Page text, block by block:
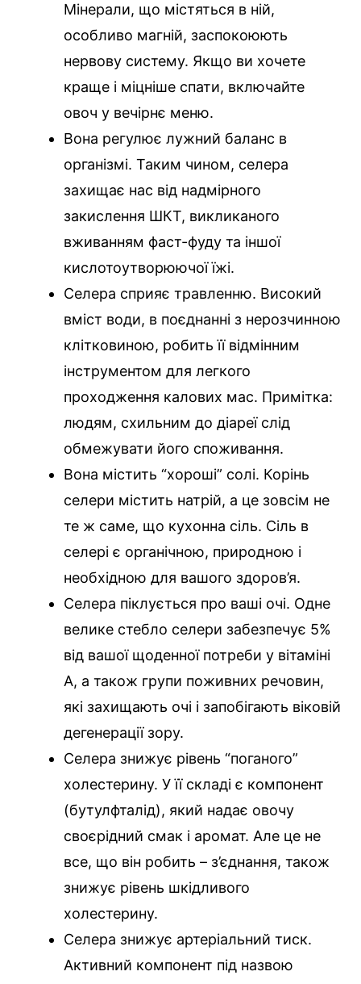
Мінерали, що містяться в ній,
особливо магній, заспокоюють
нервову систему. Якщо ви хочете
краще і міцніше спати, включайте
овоч у вечірнє меню.
Вона регулює лужний баланс в
організмі. Таким чином, селера
захищає нас від надмірного
закислення ШКТ, викликаного
вживанням фаст-фуду та іншої
кислотоутворюючої їжі.
Селера сприяє травленню. Високий
вміст води, в поєднанні з нерозчинною
клітковиною, робить її відмінним
інструментом для легкого
проходження калових мас. Примітка:
людям, схильним до діареї слід
обмежувати його споживання.
Вона містить “хороші” солі. Корінь
селери містить натрій, а це зовсім не
те ж саме, що кухонна сіль. Сіль в
селері є органічною, природною і
необхідною для вашого здоров’я.
Селера піклується про ваші очі. Одне
велике стебло селери забезпечує 5%
від вашої щоденної потреби у вітаміні
А, а також групи поживних речовин,
які захищають очі і запобігають віковій
дегенерації зору.
Селера знижує рівень “поганого”
холестерину. У її складі є компонент
(бутулфталід), який надає овочу
своєрідний смак і аромат. Але це не
все, що він робить – з’єднання, також
знижує рівень шкідливого
холестерину.
Селера знижує артеріальний тиск.
Активний компонент під назвою